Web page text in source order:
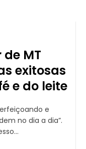
MT
exitosas
e do leite
e
no dia a dia”.